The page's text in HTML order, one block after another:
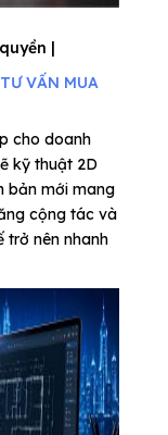
|
TƯ VẤN MUA
cho doanh
kỹ thuật 2D
bản mới mang
cộng tác và
trở nên nhanh